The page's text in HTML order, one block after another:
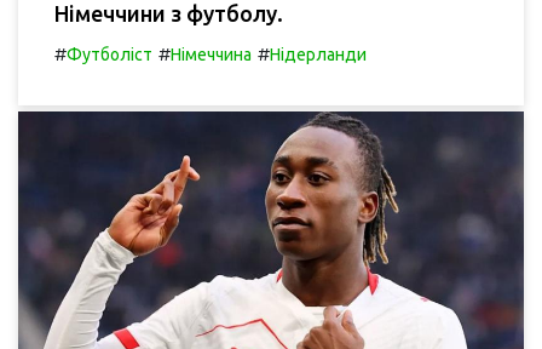
Німеччини з футболу.
#Футболіст #Німеччина #Нідерланди